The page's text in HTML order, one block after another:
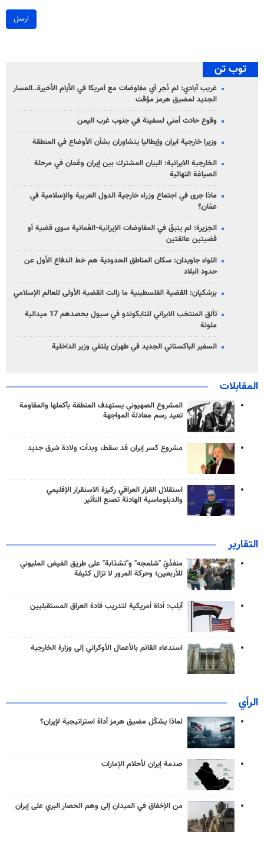
ارسل
توب تن
غريب آبادي: لم نُجرِ أي مفاوضات مع أمريكا في الأيام الأخيرة..المسار
الجديد لمضيق هرمز مؤقت
وقوع حادث أمني لسفينة في جنوب غرب اليمن
وزيرا خارجية ايران وإيطاليا يتشاوران بشأن الأوضاع في المنطقة
الخارجية الايرانية: البيان المشترك بين إيران وعُمان في مرحلة
الصياغة النهائية
ماذا جرى في اجتماع وزراء خارجية الدول العربية والإسلامية في
عمّان؟
الجزيرة: لم يتبقّ في المفاوضات الإيرانية-العُمانية سوى قضية أو
قضيتين عالقتين
اللواء جاويدان: سكان المناطق الحدودية هم خط الدفاع الأول عن
حدود البلاد
بزشكيان: القضية الفلسطينية ما زالت القضية الأولى للعالم الإسلامي
تألق المنتخب الايراني للتايكوندو في سيول بحصدهم 17 ميدالية
ملونة
السفير الباكستاني الجديد في طهران يلتقي وزير الداخلية
المقابلات
المشروع الصهيوني يستهدف المنطقة بأكملها والمقاومة
تعيد رسم معادلة المواجهة
مشروع كسر إيران قد سقط، وبدأت ولادة شرق جديد
استقلال القرار العراقي ركيزة الاستقرار الإقليمي
والدبلوماسية الهادئة تصنع التأثير
التقارير
منفذَيّ "شلمجه" و"تشذابة" على طريق الفيض المليوني
للأربعين؛ وحركة المرور لا تزال كثيفة
آيلب: أداة أمريكية لتدريب قادة العراق المستقبليين
استدعاء القائم بالأعمال الأوكراني إلى وزارة الخارجية
الرأي
لماذا يشكّل مضيق هرمز أداة استراتيجية لإيران؟
صدمة إيران لأحلام الإمارات
من الإخفاق في الميدان إلى وهم الحصار البري على إيران